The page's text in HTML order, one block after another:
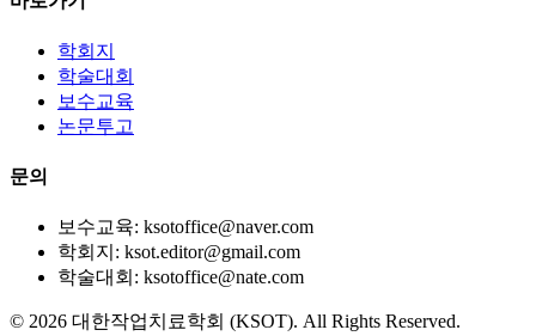
학회지
학술대회
보수교육
논문투고
문의
보수교육: ksotoffice@naver.com
학회지: ksot.editor@gmail.com
학술대회: ksotoffice@nate.com
© 2026 대한작업치료학회 (KSOT). All Rights Reserved.